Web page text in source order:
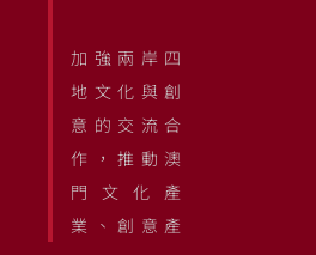
加強兩岸四
地文化與創
意的交流合
作，推動澳
門文化產
業、創意產